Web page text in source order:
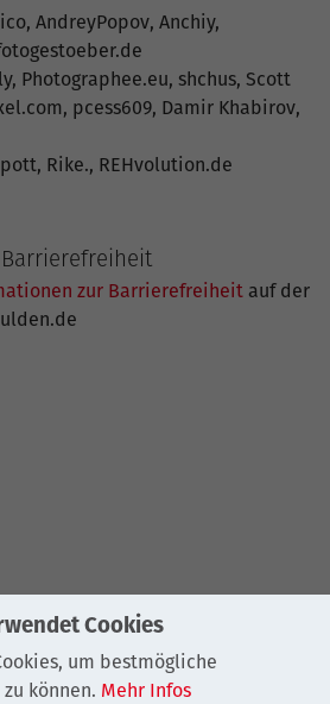
AndreyPopov, Anchiy,
Photographee.eu, shchus, Scott
pcess609, Damir Khabirov,
Rike., REHvolution.de
zur Barrierefreiheit auf der
Schuldnerberatung
Cookies
um bestmögliche
können. Mehr Infos